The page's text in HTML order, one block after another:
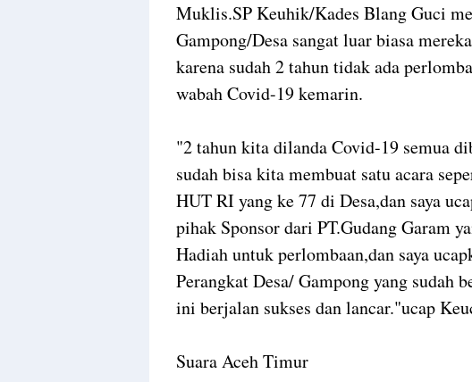
Muklis.SP Keuhik/Kades Blang Guci
Gampong/Desa sangat luar biasa
karena sudah 2 tahun tidak ada
wabah Covid-19 kemarin.
"2 tahun kita dilanda Covid-19 semua
sudah bisa kita membuat satu acara
HUT RI yang ke 77 di Desa,dan saya
pihak Sponsor dari PT.Gudang Garam
Hadiah untuk perlombaan,dan saya
Perangkat Desa/ Gampong yang sudah
ini berjalan sukses dan lancar."ucap
Suara Aceh Timur